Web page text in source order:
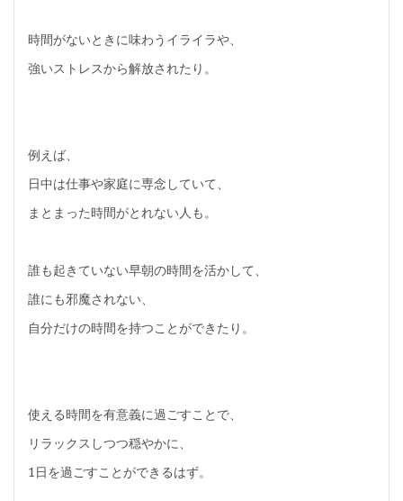
時間がないときに味わうイライラや、
強いストレスから解放されたり。
例えば、
日中は仕事や家庭に専念していて、
まとまった時間がとれない人も。
誰も起きていない早朝の時間を活かして、
誰にも邪魔されない、
自分だけの時間を持つことができたり。
使える時間を有意義に過ごすことで、
リラックスしつつ穏やかに、
1日を過ごすことができるはず。